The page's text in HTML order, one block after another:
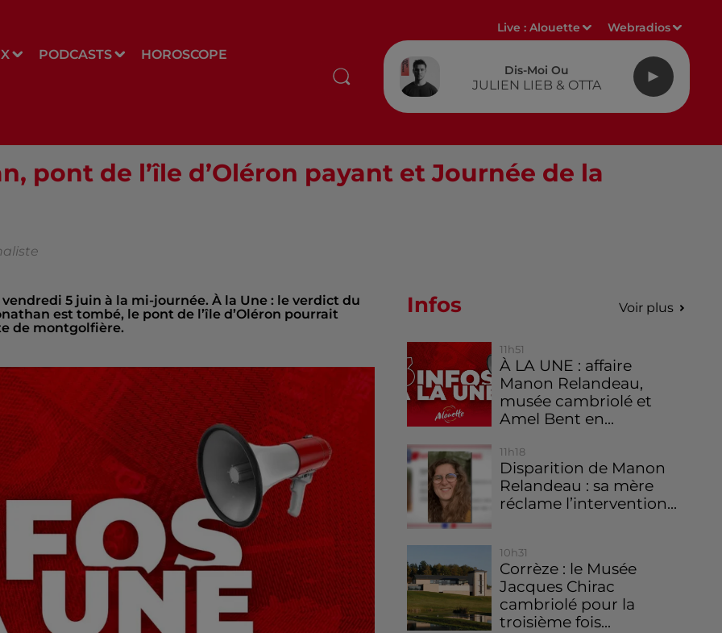
PODCASTS HOROSCOPE
Live :Alouette Webradios
Dis-Moi Ou
JULIEN LIEB & OTTA
pont de l’île d’Oléron payant et Journée de la
5 juin à la mi-journée. À la Une : le verdict du
est tombé, le pont de l’île d’Oléron pourrait
de montgolfière.
Infos Voir plus
11h51
À LA UNE : affaire
Manon Relandeau,
musée cambriolé et
Amel Bent en...
11h18
Disparition de Manon
Relandeau : sa mère
réclame l’intervention...
10h31
Corrèze : le Musée
Jacques Chirac
cambriolé pour la
troisième fois...